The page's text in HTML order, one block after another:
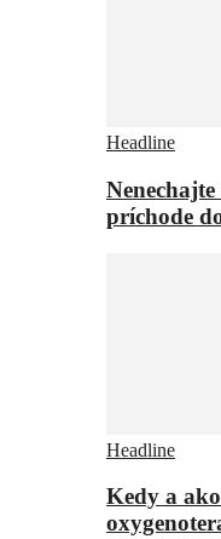
Headline
príchode
Headline
Kedy a